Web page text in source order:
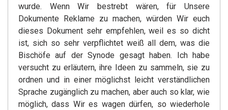
wurde. Wenn Wir bestrebt wären, für Unsere
Dokumente Reklame zu machen, würden Wir euch
dieses Dokument sehr empfehlen, weil es so dicht
ist, sich so sehr verpflichtet weiß all dem, was die
Bischöfe auf der Synode gesagt haben. Ich habe
versucht zu erläutern, ihre Ideen zu sammeln, sie zu
ordnen und in einer möglichst leicht verständlichen
Sprache zugänglich zu machen, aber auch so klar, wie
möglich, dass Wir es wagen dürfen, so wiederhole